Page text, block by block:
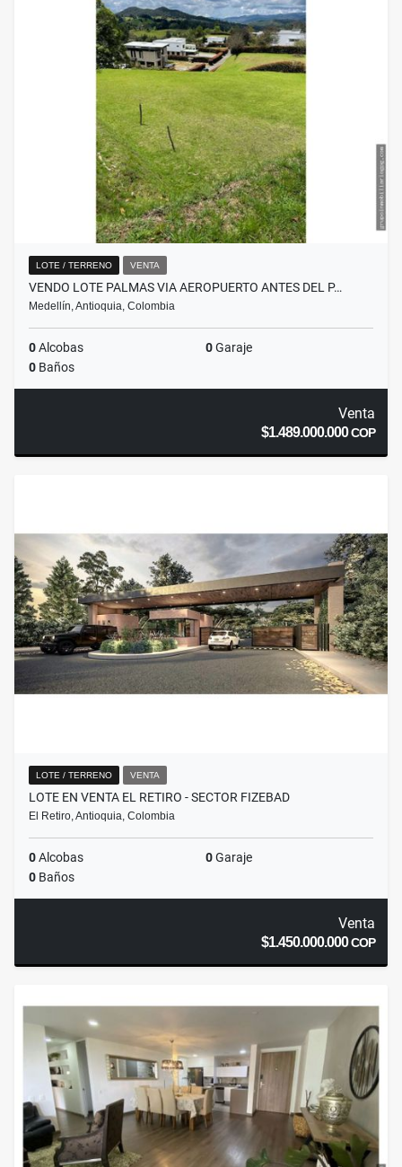
LOTE / TERRENO VENTA
VENDO LOTE PALMAS VIA AEROPUERTO ANTES DEL P…
Medellín, Antioquia, Colombia
0Alcobas 0Garaje
0 Baños
Venta
$1.489.000.000COP
LOTE / TERRENO VENTA
LOTE EN VENTA EL RETIRO - SECTOR FIZEBAD
El Retiro, Antioquia, Colombia
0Alcobas 0Garaje
0 Baños
Venta
$1.450.000.000COP